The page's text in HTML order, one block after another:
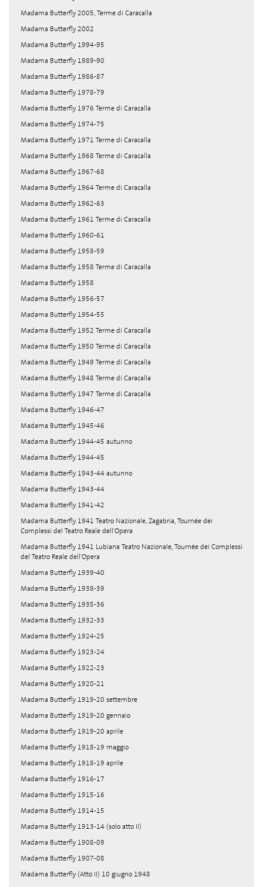
Madama Butterfly 2005, Terme di Caracalla
Madama Butterfly 2002
Madama Butterfly 1994-95
Madama Butterfly 1989-90
Madama Butterfly 1986-87
Madama Butterfly 1978-79
Madama Butterfly 1976 Terme di Caracalla
Madama Butterfly 1974-75
Madama Butterfly 1971 Terme di Caracalla
Madama Butterfly 1968 Terme di Caracalla
Madama Butterfly 1967-68
Madama Butterfly 1964 Terme di Caracalla
Madama Butterfly 1962-63
Madama Butterfly 1961 Terme di Caracalla
Madama Butterfly 1960-61
Madama Butterfly 1958-59
Madama Butterfly 1958 Terme di Caracalla
Madama Butterfly 1958
Madama Butterfly 1956-57
Madama Butterfly 1954-55
Madama Butterfly 1952 Terme di Caracalla
Madama Butterfly 1950 Terme di Caracalla
Madama Butterfly 1949 Terme di Caracalla
Madama Butterfly 1948 Terme di Caracalla
Madama Butterfly 1947 Terme di Caracalla
Madama Butterfly 1946-47
Madama Butterfly 1945-46
Madama Butterfly 1944-45 autunno
Madama Butterfly 1944-45
Madama Butterfly 1943-44 autunno
Madama Butterfly 1943-44
Madama Butterfly 1941-42
Madama Butterfly 1941 Teatro Nazionale, Zagabria, Tournée dei
Complessi del Teatro Reale dell'Opera
Madama Butterfly 1941 Lubiana Teatro Nazionale, Tournée dei Complessi
del Teatro Reale dell'Opera
Madama Butterfly 1939-40
Madama Butterfly 1938-39
Madama Butterfly 1935-36
Madama Butterfly 1932-33
Madama Butterfly 1924-25
Madama Butterfly 1923-24
Madama Butterfly 1922-23
Madama Butterfly 1920-21
Madama Butterfly 1919-20 settembre
Madama Butterfly 1919-20 gennaio
Madama Butterfly 1919-20 aprile
Madama Butterfly 1918-19 maggio
Madama Butterfly 1918-19 aprile
Madama Butterfly 1916-17
Madama Butterfly 1915-16
Madama Butterfly 1914-15
Madama Butterfly 1913-14 (solo atto II)
Madama Butterfly 1908-09
Madama Butterfly 1907-08
Madama Butterfly (Atto II) 10 giugno 1948